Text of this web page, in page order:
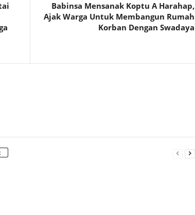
Babinsa Mensanak Koptu A Harahap,
Ajak Warga Untuk Membangun Rumah
Korban Dengan Swadaya